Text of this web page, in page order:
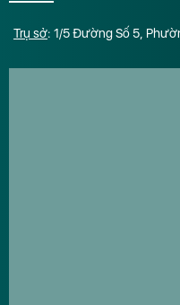
Trụ sở: 1/5 Đường Số 5,